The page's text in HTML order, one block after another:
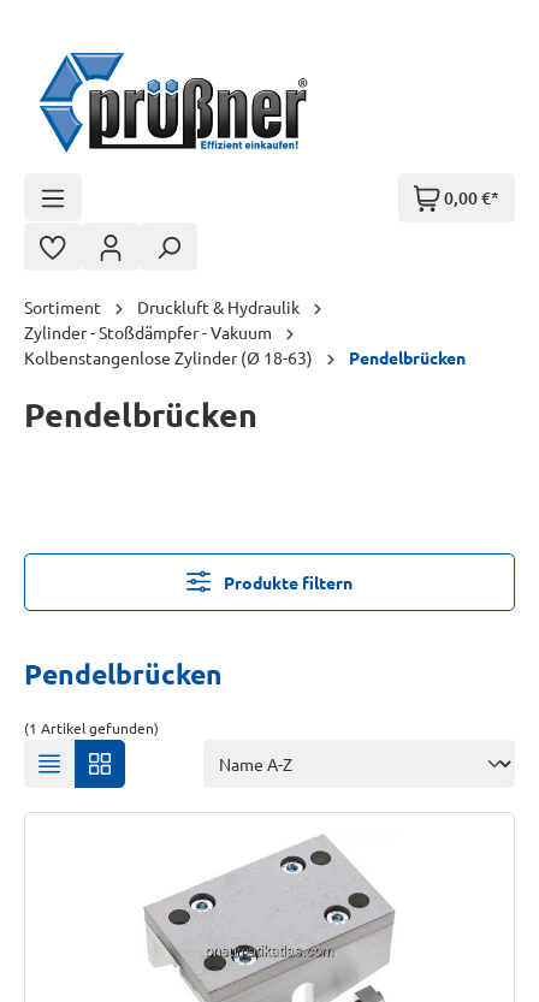
0,00 €*
Sortiment
Druckluft & Hydraulik
Zylinder - Stoßdämpfer - Vakuum
Kolbenstangenlose Zylinder (Ø 18-63)
Pendelbrücken
Pendelbrücken
Produkte filtern
Pendelbrücken
(1 Artikel gefunden)